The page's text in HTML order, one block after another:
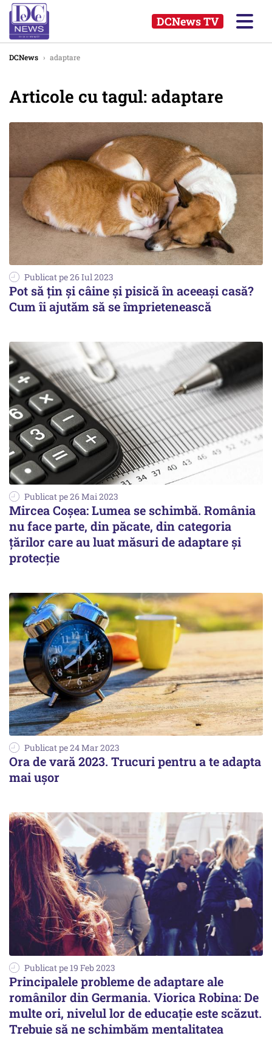
DCNews TV
DCNews › adaptare
Articole cu tagul: adaptare
Publicat pe 26 Iul 2023
Pot să ţin şi câine şi pisică în aceeaşi casă?
Cum îi ajutăm să se împrietenească
Publicat pe 26 Mai 2023
Mircea Coşea: Lumea se schimbă. România
nu face parte, din păcate, din categoria
ţărilor care au luat măsuri de adaptare şi
protecţie
Publicat pe 24 Mar 2023
Ora de vară 2023. Trucuri pentru a te adapta
mai ușor
Publicat pe 19 Feb 2023
Principalele probleme de adaptare ale
românilor din Germania. Viorica Robina: De
multe ori, nivelul lor de educație este scăzut.
Trebuie să ne schimbăm mentalitatea